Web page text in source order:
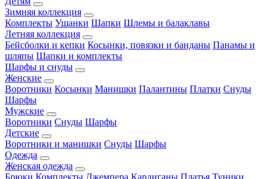
Зимняя коллекция
Комплекты Ушанки Шапки Шлемы и балаклавы
Летняя коллекция
Бейсболки и кепки Косынки, повязки и банданы Панамы и
шляпы Шапки и комплекты
Шарфы и снуды
Женские
Воротники Косынки Манишки Палантины Платки Снуды
Шарфы
Мужские
Воротники Снуды Шарфы
Детские
Воротники и манишки Снуды Шарфы
Одежда
Женская одежда
Брюки Комплекты Джемпера Кардиганы Платья Туники